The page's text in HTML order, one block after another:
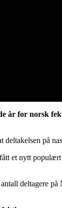
år for norsk
deltakelsen på
fått et nytt
deltagere